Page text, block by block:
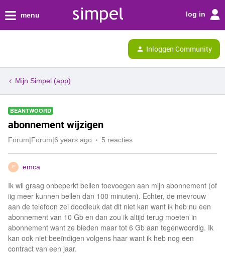
menu log in
Inloggen Community
Mijn Simpel (app)
BEANTWOORD
abonnement wijzigen
Forum|Forum|6 years ago 5 reacties
E emca
Ik wil graag onbeperkt bellen toevoegen aan mijn abonnement (of
iig meer kunnen bellen dan 100 minuten). Echter, de mevrouw
aan de telefoon zei doodleuk dat dit niet kan want ik heb nu een
abonnement van 10 Gb en dan zou ik altijd terug moeten in
abonnement want ze bieden maar tot 6 Gb aan tegenwoordig. Ik
kan ook niet beeïndigen volgens haar want ik heb nog een
contract van een jaar.